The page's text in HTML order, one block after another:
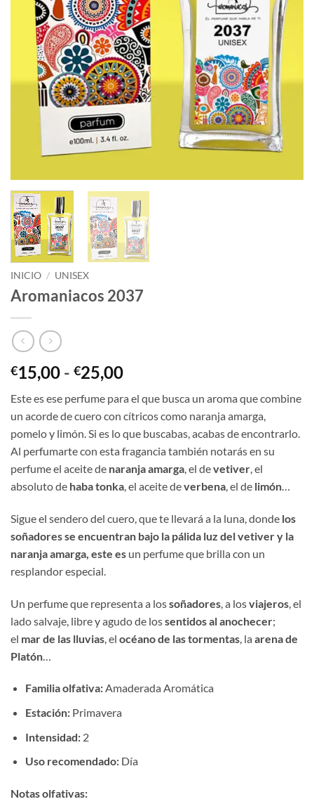
INICIO / UNISEX
Aromaniacos 2037
€15,00 - €25,00Rango
precios:
desde
€15,00
hasta
€25,00
Este es ese perfume para el que busca un aroma que combine
un acorde de cuero con cítricos como naranja amarga,
pomelo y limón. Si es lo que buscabas, acabas de encontrarlo.
Al perfumarte con esta fragancia también notarás en su
perfume el aceite de naranja amarga, el devetiver, el
absoluto de haba tonka, el aceite deverbena, el de limón…
Sigue el sendero del cuero, que te llevará a la luna, donde los
soñadores se encuentran bajo la pálida luz del vetiver y la
naranja amarga, este es un perfume que brilla con un
resplandor especial.
Un perfume que representa a lossoñadores , a losviajeros , el
lado salvaje, libre y agudo de lossentidos al anochecer;
el mar de las lluvias , el océano de las tormentas , la arena de
Platón
Familia olfativa:Amaderada Aromática
Estación:Primavera
Intensidad:2
Uso recomendado:Día
Notas olfativas: